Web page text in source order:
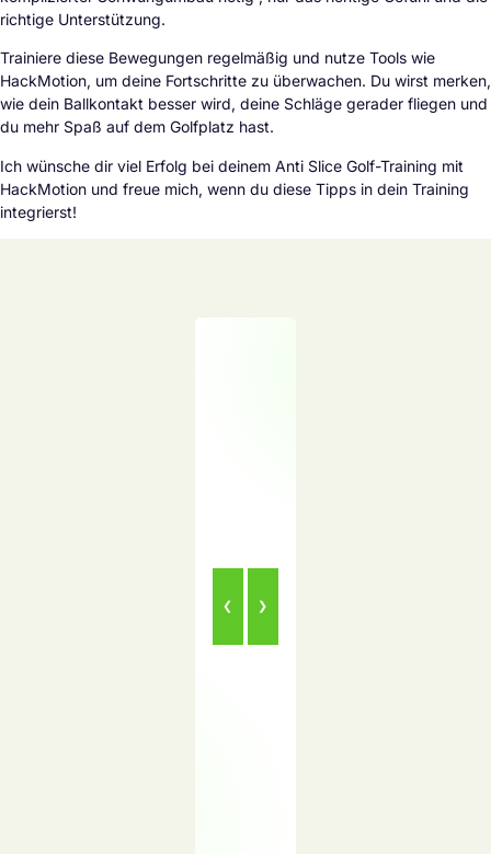
richtige Unterstützung.
Trainiere diese Bewegungen regelmäßig und nutze Tools wie
HackMotion, um deine Fortschritte zu überwachen. Du wirst merken,
wie dein Ballkontakt besser wird, deine Schläge gerader fliegen und
du mehr Spaß auf dem Golfplatz hast.
Ich wünsche dir viel Erfolg bei deinem Anti Slice Golf-Training mit
HackMotion und freue mich, wenn du diese Tipps in dein Training
integrierst!
❮ ❯